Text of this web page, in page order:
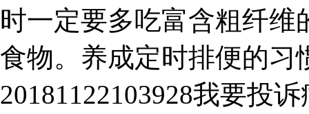
时一定要多吃富含粗纤
食物。养成定时排便的习
20181122103928我要投